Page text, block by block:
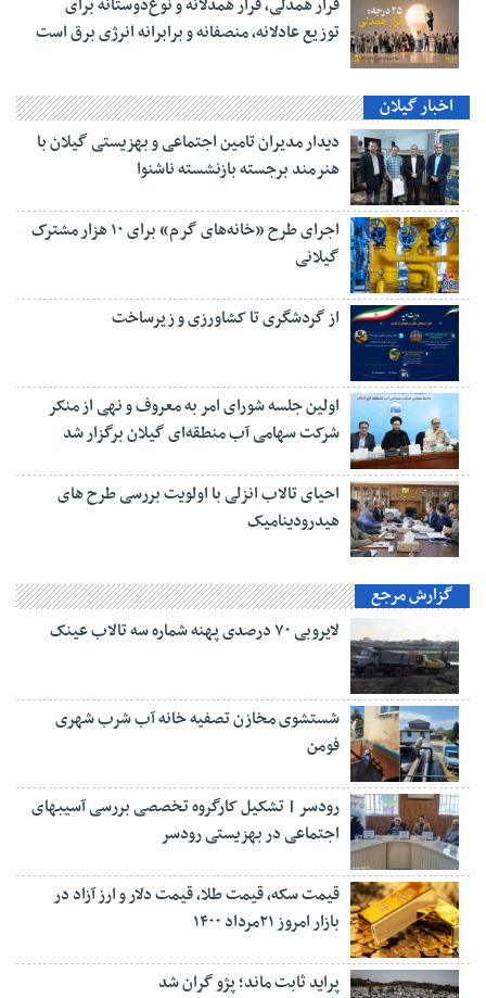
توزیع عادلانه، منصفانه و برابرانه انرژی برق است
اخبار گیلان
دیدار مدیران تامین اجتماعی و بهزیستی گیلان با
هنرمند برجسته بازنشسته ناشنوا
اجرای طرح «خانه‌های گرم» برای ۱۰ هزار مشترک
گیلانی
از گردشگری تا کشاورزی و زیرساخت
اولین جلسه شورای امر به معروف و نهی از منکر
شرکت سهامی آب منطقه‌ای گیلان برگزار شد
احیای تالاب انزلی با اولویت بررسی طرح های
هیدرودینامیک
گزارش مرجع
لایروبی ۷۰ درصدی پهنه شماره سه تالاب عینک
شستشوی مخازن تصفیه خانه آب شرب شهری
فومن
رودسر | تشکیل کارگروه تخصصی بررسی آسیبهای
اجتماعی در بهزیستی رودسر
قیمت سکه، قیمت طلا، قیمت دلار و ارز آزاد در
بازار امروز ۲۱مرداد ۱۴۰۰
پراید ثابت ماند؛ پژو گران شد